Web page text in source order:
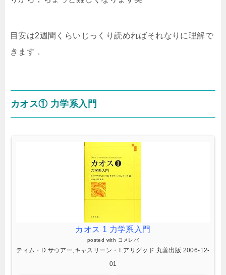
目安は2週間くらいじっくり読めればそれなりに理解で
きます．
カオス① 力学系入門
カオス 1 力学系入門
posted with ヨメレバ
ティム・D.サウアー,キャスリーン・T.アリグッド 丸善出版 2006-12-
01